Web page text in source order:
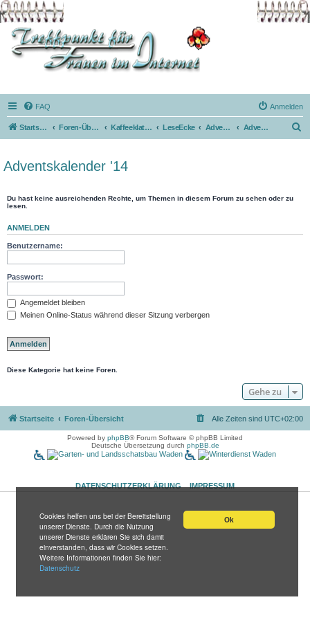
Ok
Cookies helfen uns bei der Bereitstellung
unserer Dienste. Durch die Nutzung
unserer Dienste erklären Sie sich damit
einverstanden, dass wir Cookies setzen.
Weitere Informationen finden Sie hier:
Datenschutz
FAQ Anmelden
Startseite Foren-Übersicht Kaffeeklatsch LeseEcke AdventsKalender Adventskalender '14
Adventskalender '14
Du hast keine ausreichenden Rechte, um Themen in diesem Forum zu sehen oder zu
lesen.
ANMELDEN
Benutzername:
Passwort:
Angemeldet bleiben
Meinen Online-Status während dieser Sitzung verbergen
Diese Kategorie hat keine Foren.
Gehe zu
Startseite Foren-Übersicht Alle Zeiten sind UTC+02:00
Powered by phpBB® Forum Software © phpBB Limited
Deutsche Übersetzung durch phpBB.de
DATENSCHUTZERKLÄRUNG IMPRESSUM